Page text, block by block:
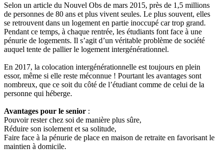
Selon un article du Nouvel Obs de mars 2015, près de 1,5 millions
de personnes de 80 ans et plus vivent seules. Le plus souvent, elles
se retrouvent dans un logement en partie inoccupé car trop grand.
Pendant ce temps, à chaque rentrée, les étudiants font face à une
pénurie de logements. Il s’agit d’un véritable problème de société
auquel tente de pallier le logement intergénérationnel.
En 2017, la colocation intergénérationnelle est toujours en plein
essor, même si elle reste méconnue ! Pourtant les avantages sont
nombreux, que ce soit du côté de l’étudiant comme de celui de la
personne qui héberge.
Avantages pour le senior :
Pouvoir rester chez soi de manière plus sûre,
Réduire son isolement et sa solitude,
Faire face à la pénurie de place en maison de retraite en favorisant le
maintien à domicile.